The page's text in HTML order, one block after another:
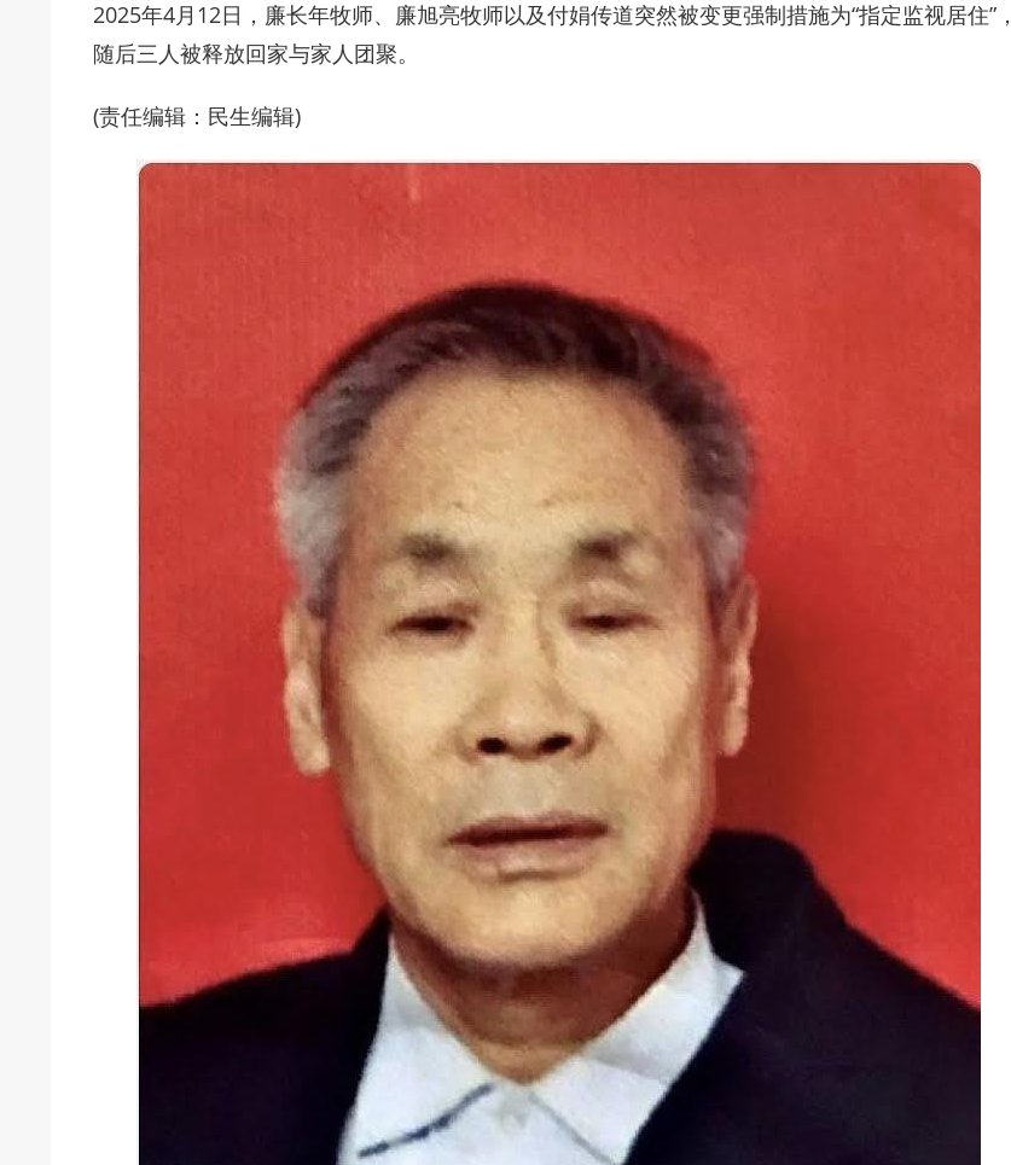
2025年4月12日，廉长年牧师、廉旭亮牧师以及付娟传道突然被变更强制措施为“指定监视居住”，
随后三人被释放回家与家人团聚。
(责任编辑：民生编辑)